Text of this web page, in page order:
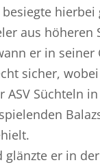
hierbei
aus höheren
er in seiner
sicher,
ASV Süchteln
glänzte er in